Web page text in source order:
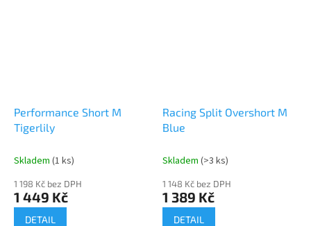
Performance Short M
Tigerlily
Skladem (1 ks)
1 198 Kč bez DPH
1 449 Kč
DETAIL
Racing Split Overshort M
Blue
Skladem (>3 ks)
1 148 Kč bez DPH
1 389 Kč
DETAIL